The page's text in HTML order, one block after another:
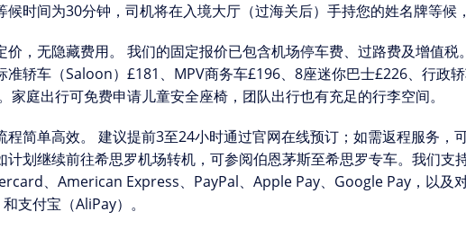
候时间为30分钟 ，司机将在入境大厅（过海关后）手持您的姓名牌等候
价，无隐藏费用。 我们的固定报价已包含机场停车费、过路费及增值税。
准轿车（Saloon）£181、MPV商务车£196、8座迷你巴士£226、行政
家庭出行可免费申请儿童安全座椅，团队出行也有充足的行李空间。
程简单高效。 建议提前3至24小时通过官网在线预订；如需返程服务，
计划继续前往希思罗机场转机，可参阅伯恩茅斯至希思罗专车。我们支
、American Express、PayPal、Apple Pay、Google Pay，以及
支付宝（AliPay） 。